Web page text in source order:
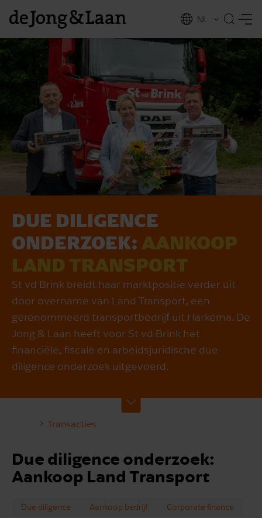
EN
NL
DUE DILIGENCE
ONDERZOEK: AANKOOP
LAND TRANSPORT
St vd Brink breidt haar marktpositie verder uit
door overname van Land Transport, een
gerenommeerd transportbedrijf uit Harkema. De
Jong & Laan heeft voor St vd Brink het
financiële, fiscale en arbeidsjuridische due
diligence onderzoek uitgevoerd.
Transacties
Due diligence onderzoek:
Aankoop Land Transport
Due diligence Aankoop bedrijf Corporate finance